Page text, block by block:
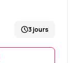
5
3 jours